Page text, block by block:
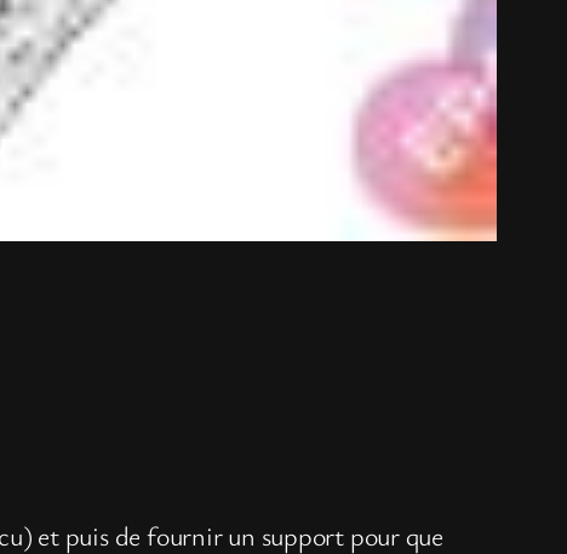
et puis de fournir un support pour que